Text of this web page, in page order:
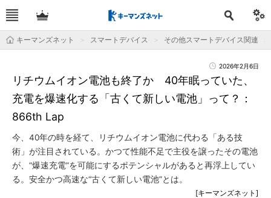
キーマンズネット スマートデバイス その他スマートデバイス関連
2026年2月6日
リチウムイオン電池も終了か 40年眠っていた、
充電を爆速化する「古くて新しい電池」って？：
866th Lap
今、40年の時を経て、リチウムイオン電池に代わる「ある技
術」が注目されている。かつて性能不足で主役を譲ったその電池
が、“爆速充電”を可能にするポテンシャルがあると再浮上してい
る。安全かつ高速な“古くて新しい電池”とは。
[キーマンズネット]